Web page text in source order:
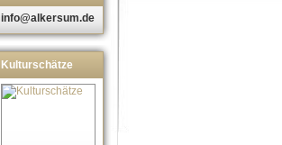
info@alkersum.de
Kulturschätze